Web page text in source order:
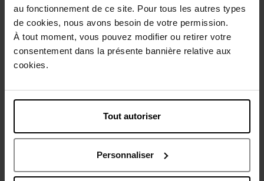
au fonctionnement de ce site. Pour tous les autres types
de cookies, nous avons besoin de votre permission.
À tout moment, vous pouvez modifier ou retirer votre
consentement dans la présente bannière relative aux
cookies.
Tout autoriser
Personnaliser
Gebruiksadvies
Karakteristieken
Nog iets vergeten ?